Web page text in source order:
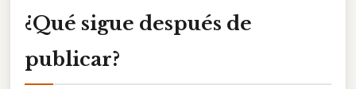
¿Qué sigue después de
publicar?